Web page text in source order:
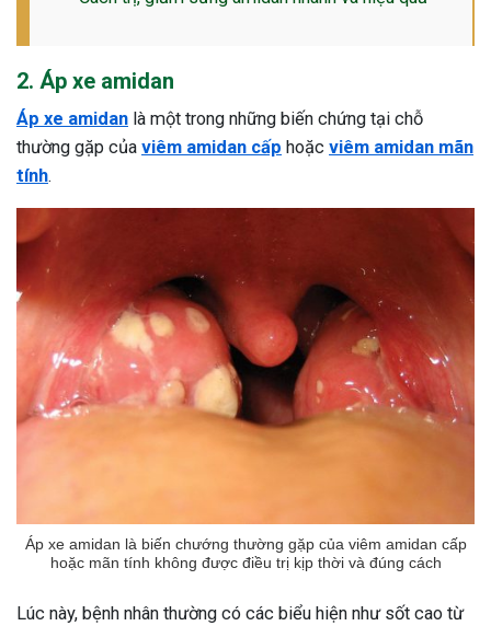
2. Áp xe amidan
Áp xe amidan là một trong những biến chứng tại chỗ
thường gặp của viêm amidan cấp hoặc viêm amidan mãn
tính.
Áp xe amidan là biến chướng thường gặp của viêm amidan cấp
hoặc mãn tính không được điều trị kịp thời và đúng cách
Lúc này, bệnh nhân thường có các biểu hiện như sốt cao từ